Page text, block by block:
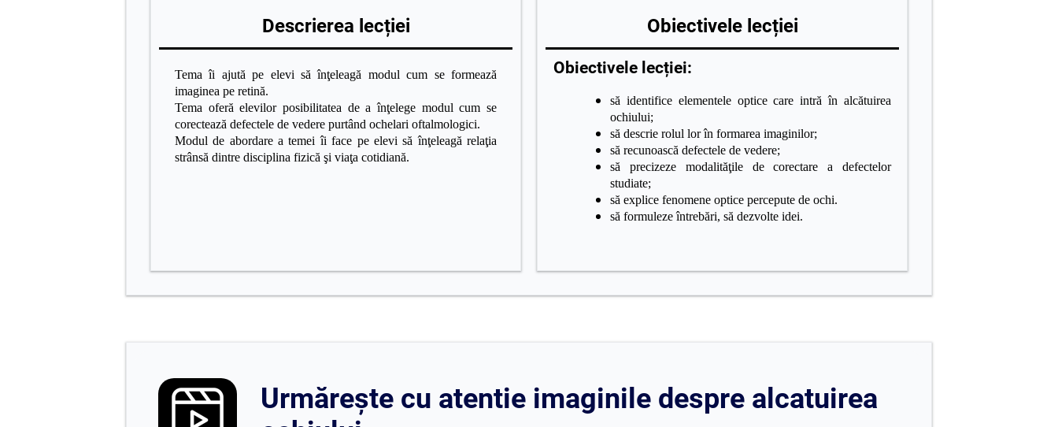
Descrierea lecției
Tema îi ajută pe elevi să înţeleagă modul cum se formează
imaginea pe retină.
Tema oferă elevilor posibilitatea de a înţelege modul cum se
corectează defectele de vedere purtând ochelari oftalmologici.
Modul de abordare a temei îi face pe elevi să înţeleagă relaţia
strânsă dintre disciplina fizică şi viaţa cotidiană.
Obiectivele lecției
Obiectivele lecției:
să identifice elementele opticecare intră în alcătuirea
ochiului;
să descrie rolul lor în formarea imaginilor;
să recunoască defectele de vedere;
să precizeze modalităţile de corectare a defectelor
studiate;
să explice fenomene optice percepute de ochi.
să formuleze întrebări, să dezvolte idei.
Urmărește cu atentie imaginile despre alcatuirea